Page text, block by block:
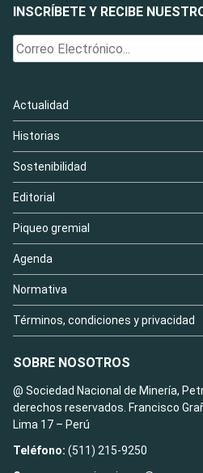
INSCRÍBETE Y RECIBE
Actualidad
Historias
Sostenibilidad
Editorial
Piqueo gremial
Agenda
Normativa
Términos, condiciones y privacidad
SOBRE NOSOTROS
@ Sociedad Nacional de Minería,
derechos reservados. Francisco
Lima 17 – Perú
Teléfono: (511) 215-9250